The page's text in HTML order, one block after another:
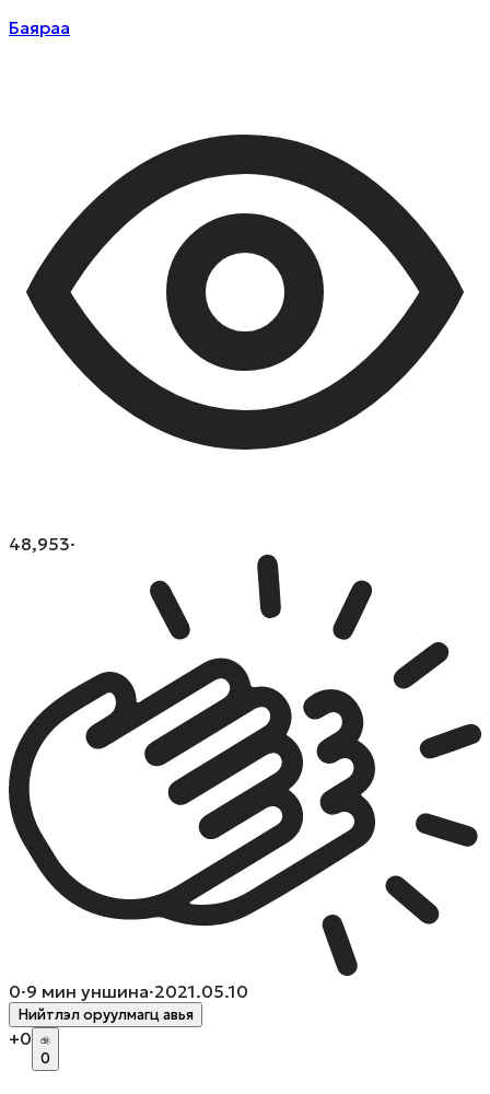
Баяраа
48,953·
0·9 мин уншина·2021.05.10
Нийтлэл оруулмагц авья
+0
0